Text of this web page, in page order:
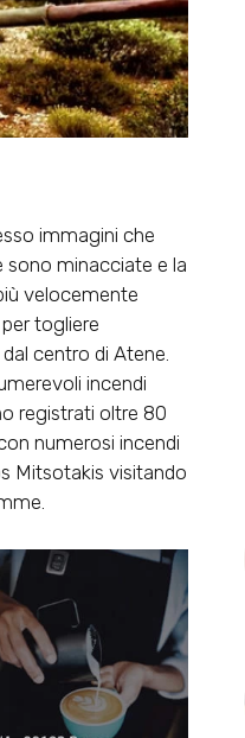
immagini che
sono minacciate e la
velocemente
togliere
centro di Atene.
incendi
registrati oltre 80
numerosi incendi
Mitsotakis visitando